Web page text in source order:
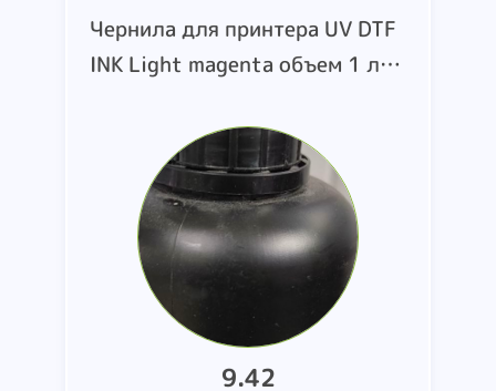
Чернила для принтера UV DTF
INK Light magenta объем 1 л..
изготовитель TAOTECH
DIGITAL TECHNOLOGY CO..
LTD.. состав неизвестен.
страна производства
неизвестна. срок годности
неизвестен
9.42